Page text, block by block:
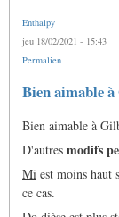
Enthalpy
jeu 18/02/2021 - 15:43
Permalien
Bien aimable
Bien aimable à
D'autres modifs
Mi est moins haut
ce cas.